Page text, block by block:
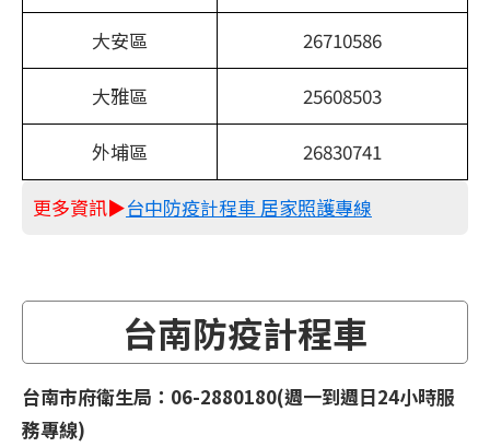
大安區 26710586
大雅區 25608503
外埔區 26830741
更多資訊▶台中防疫計程車 居家照護專線
台南防疫計程車
台南市府衛生局：06-2880180(週一到週日24小時服
務專線)